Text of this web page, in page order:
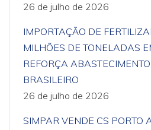
26 de julho de 2026
IMPORTAÇÃO DE
MILHÕES DE TONELADAS
REFORÇA
BRASILEIRO
26 de julho de 2026
SIMPAR VENDE CS PORTO